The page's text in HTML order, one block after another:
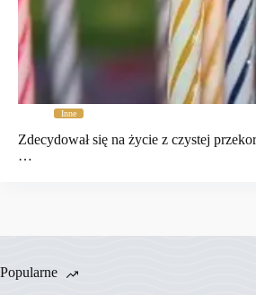
Inne
Zdecydował się na życie z czystej
…
Popularne